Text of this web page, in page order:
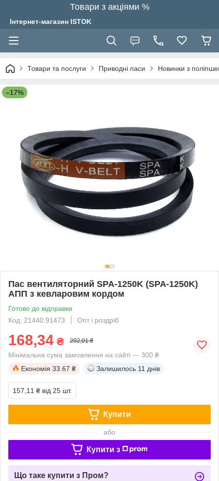
Товари з акціями %
Інтернет-магазин ISTOK
Товари та послуги Приводні паси Новинки з
–17%
Пас вентиляторний SPA-1250K (SPA-1250K)
АПП з кевларовим кордом
Готово до відправки
Код: 21440.91473
Опт і роздріб
168,34 ₴ 202,01 ₴
Мінімальна сума замовлення на сайті — 300 ₴
Економія 33.67 ₴ Залишилось 11 днів
157,11 ₴ від 25 шт.
Купити
або
Купити з
Що таке купити з Пром?